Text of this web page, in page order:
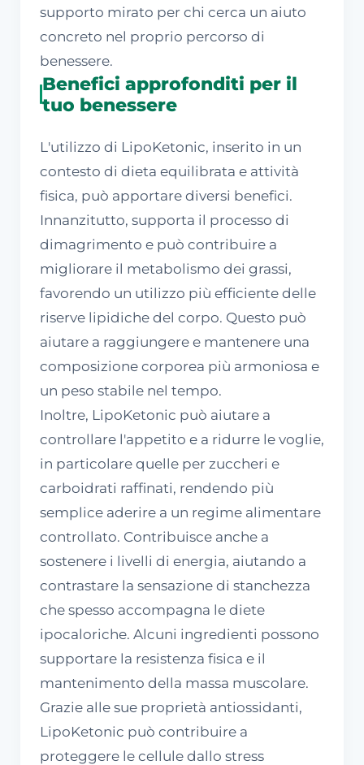
supporto mirato per chi cerca un aiuto
concreto nel proprio percorso di
benessere.
Benefici approfonditi per il
tuo benessere
L'utilizzo di LipoKetonic, inserito in un
contesto di dieta equilibrata e attività
fisica, può apportare diversi benefici.
Innanzitutto, supporta il processo di
dimagrimento e può contribuire a
migliorare il metabolismo dei grassi,
favorendo un utilizzo più efficiente delle
riserve lipidiche del corpo. Questo può
aiutare a raggiungere e mantenere una
composizione corporea più armoniosa e
un peso stabile nel tempo.
Inoltre, LipoKetonic può aiutare a
controllare l'appetito e a ridurre le voglie,
in particolare quelle per zuccheri e
carboidrati raffinati, rendendo più
semplice aderire a un regime alimentare
controllato. Contribuisce anche a
sostenere i livelli di energia, aiutando a
contrastare la sensazione di stanchezza
che spesso accompagna le diete
ipocaloriche. Alcuni ingredienti possono
supportare la resistenza fisica e il
mantenimento della massa muscolare.
Grazie alle sue proprietà antiossidanti,
LipoKetonic può contribuire a
proteggere le cellule dallo stress